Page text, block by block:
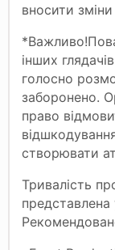
вносити
інших
голосно
заборонено.
право
створювати
Тривалість